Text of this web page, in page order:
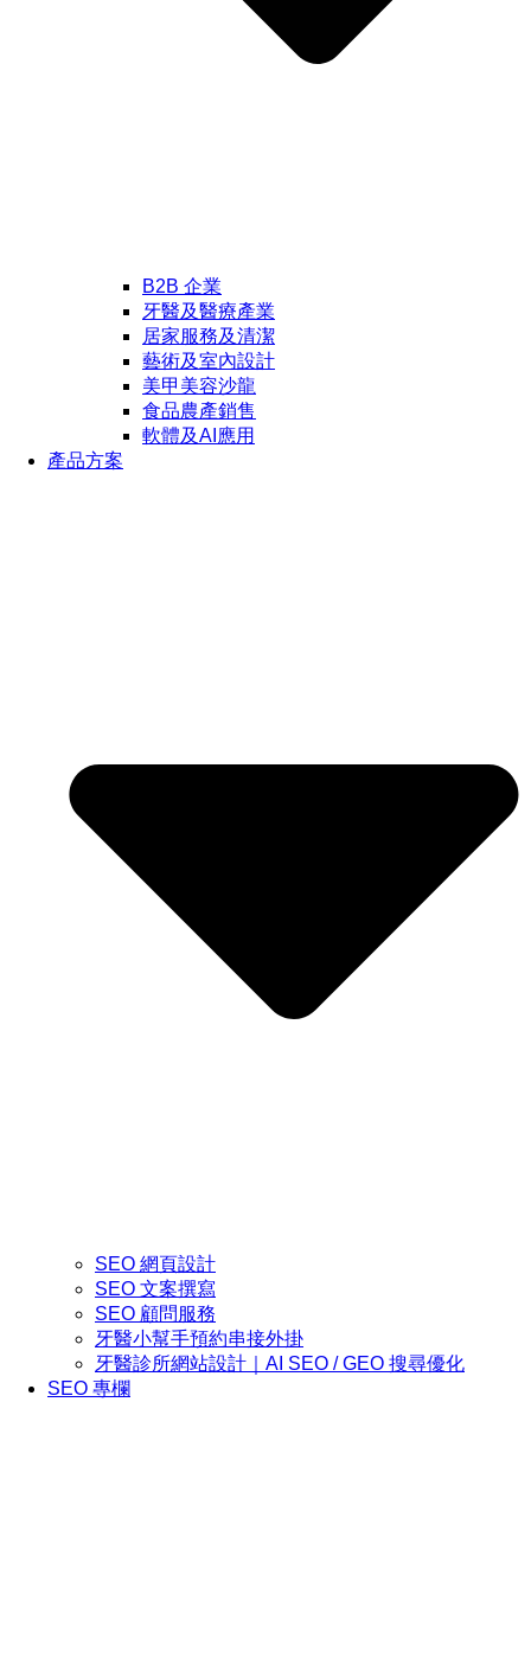
B2B 企業
牙醫及醫療產業
居家服務及清潔
藝術及室內設計
美甲美容沙龍
食品農產銷售
軟體及AI應用
產品方案
SEO 網頁設計
SEO 文案撰寫
SEO 顧問服務
牙醫小幫手預約串接外掛
牙醫診所網站設計｜AI SEO / GEO 搜尋優化
SEO 專欄